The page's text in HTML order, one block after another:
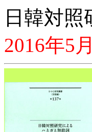
日韓対
2016年5